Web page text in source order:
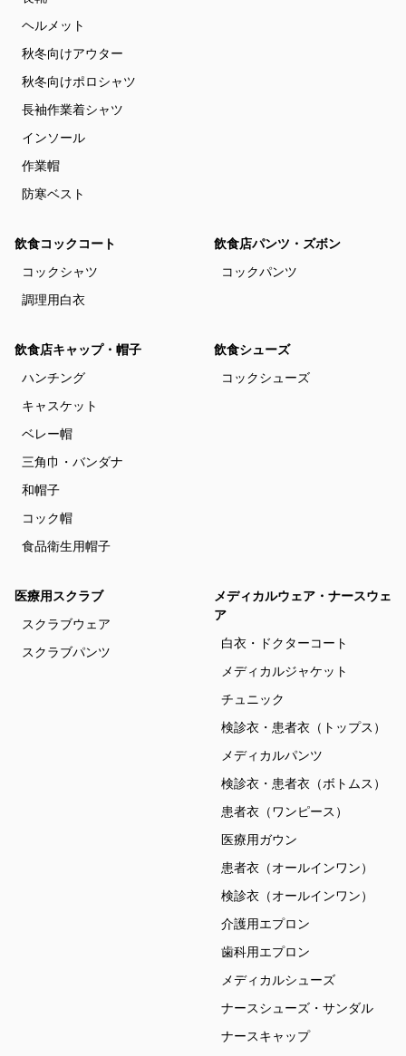
ヘルメット
秋冬向けアウター
秋冬向けポロシャツ
長袖作業着シャツ
インソール
作業帽
防寒ベスト
飲食コックコート
コックシャツ
調理用白衣
飲食店パンツ・ズボン
コックパンツ
飲食店キャップ・帽子
ハンチング
キャスケット
ベレー帽
三角巾・バンダナ
和帽子
コック帽
食品衛生用帽子
飲食シューズ
コックシューズ
医療用スクラブ
スクラブウェア
スクラブパンツ
メディカルウェア・ナースウェ
ア
白衣・ドクターコート
メディカルジャケット
チュニック
検診衣・患者衣（トップス）
メディカルパンツ
検診衣・患者衣（ボトムス）
患者衣（ワンピース）
医療用ガウン
患者衣（オールインワン）
検診衣（オールインワン）
介護用エプロン
歯科用エプロン
メディカルシューズ
ナースシューズ・サンダル
ナースキャップ